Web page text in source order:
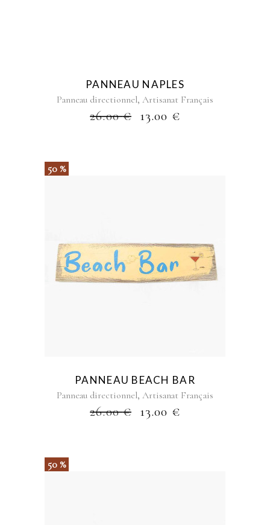
PANNEAU NAPLES
Panneau directionnel, Artisanat Français
26.00€ 13.00 €
50 %
PANNEAU BEACH BAR
Panneau directionnel, Artisanat Français
26.00€ 13.00 €
50 %